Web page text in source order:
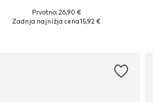
Razpoložljive velikosti: S, M, L, XL
Prvotno: 26,90 €
Zadnja najnižja cena15,92 €